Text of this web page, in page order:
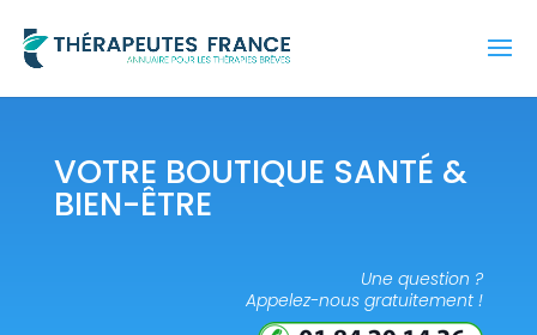
VOTRE BOUTIQUE SANTÉ &
BIEN-ÊTRE
Une question ?
Appelez-nous gratuitement !